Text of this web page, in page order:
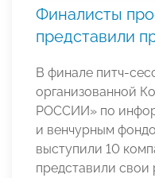
Финалисты
представили
В финале питч-
организованной
РОССИИ» по
и венчурным
выступили 10
представили свои